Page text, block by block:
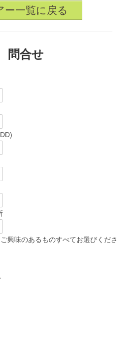
ー一覧に戻る
問合せ
興味のあるものすべてお選びくださ